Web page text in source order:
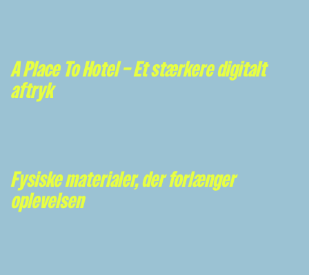
A Place To Hotel – Et stærkere digitalt
aftryk
Fysiske materialer, der forlænger
oplevelsen